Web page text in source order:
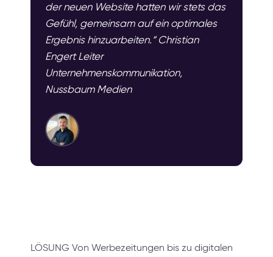
der neuen Website hatten wir stets das
Gefühl, gemeinsam auf ein optimales
Ergebnis hinzuarbeiten.“ Christian
Engert Leiter
Unternehmenskommunikation,
Nussbaum Medien
LÖSUNG Von Werbezeitungen bis zu digitalen